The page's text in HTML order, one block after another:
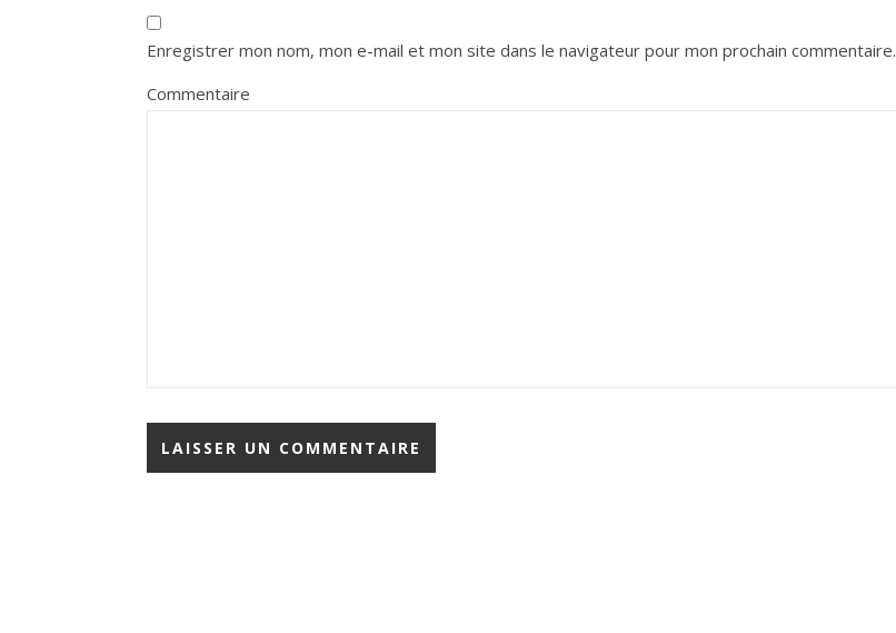
Enregistrer mon nom, mon e-mail et mon site dans le navigateur pour mon prochain commentaire.
Commentaire